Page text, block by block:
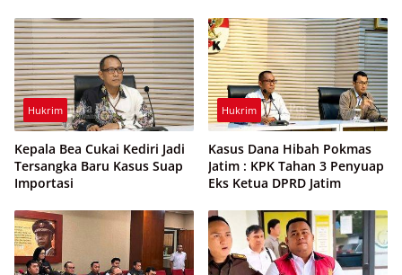
Hukrim
Kepala Bea Cukai Kediri Jadi
Tersangka Baru Kasus Suap
Importasi
Hukrim
Kasus Dana Hibah Pokmas
Jatim : KPK Tahan 3 Penyuap
Eks Ketua DPRD Jatim